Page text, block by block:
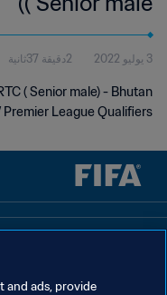
3 يوليو 2022 2دقيقة 37ثانية
( Senior male) - Bhutan
League Qualifiers
and ads, provide